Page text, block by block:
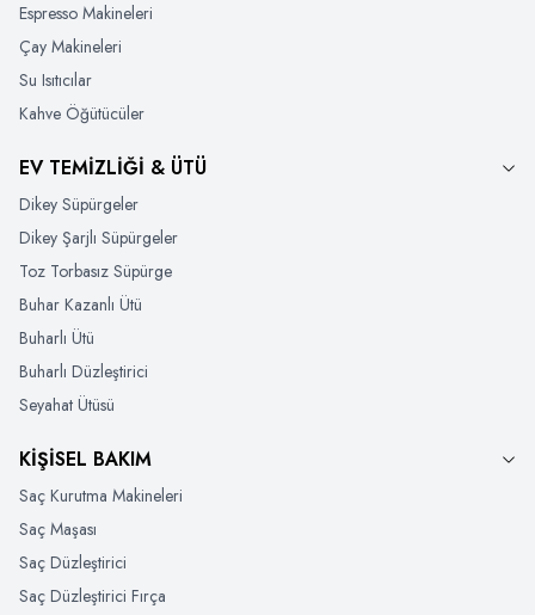
Espresso Makineleri
Çay Makineleri
Su Isıtıcılar
Kahve Öğütücüler
EV TEMİZLİĞİ & ÜTÜ
Dikey Süpürgeler
Dikey Şarjlı Süpürgeler
Toz Torbasız Süpürge
Buhar Kazanlı Ütü
Buharlı Ütü
Buharlı Düzleştirici
Seyahat Ütüsü
KİŞİSEL BAKIM
Saç Kurutma Makineleri
Saç Maşası
Saç Düzleştirici
Saç Düzleştirici Fırça